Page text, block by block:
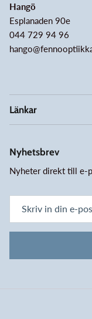
Hangö
Esplanaden 90e
044 729 94 96
Länkar
Nyhetsbrev
Nyheter direkt till e-